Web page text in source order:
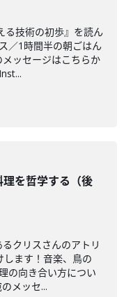
る技術の初歩』を読ん
／1時間半の朝ごはん
ッセージはこちらか
を哲学する（後
クリスさんのアトリ
ます！音楽、鳥の
の向き合い方につい
メッセ...